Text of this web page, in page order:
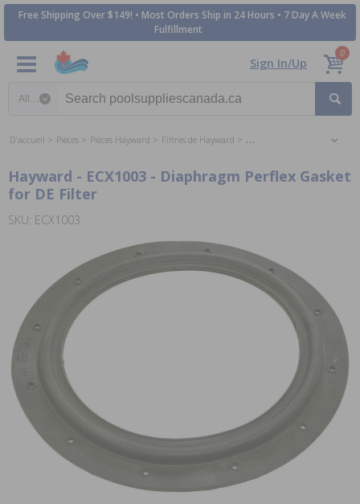
Free Shipping Over $149! • Most Orders Ship in 24 Hours • 7 Day A Week
Fulfillment
Sign In/Up
0
D'accueil Pièces Pièces Hayward Filtres de Hayward Les Pièces pour les Filtres
Hayward - ECX1003 - Diaphragm Perflex Gasket
for DE Filter
SKU: ECX1003